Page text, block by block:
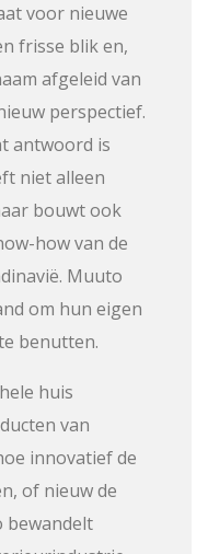
voor nieuwe
frisse blik en,
afgeleid van
perspectief.
antwoord is
niet alleen
bouwt ook
how van de
Muuto
om hun eigen
benutten.
huis
van
innovatief de
of nieuw de
bewandelt